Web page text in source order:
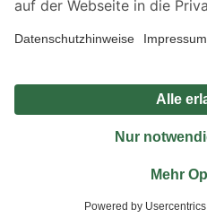
Umständen nicht in allen Märkten verfügbar.
Produkte nur solange der Vorrat reicht.
*Paketversand ab 59 € versandkostenfrei, gilt
Privatsphäre
Nutzungsbedingungen
© 2026 toom Baumarkt GmbH